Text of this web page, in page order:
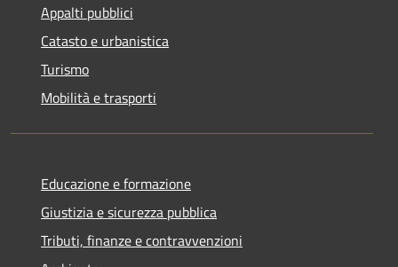
Appalti pubblici
Catasto e urbanistica
Turismo
Mobilità e trasporti
Educazione e formazione
Giustizia e sicurezza pubblica
Tributi, finanze e contravvenzioni